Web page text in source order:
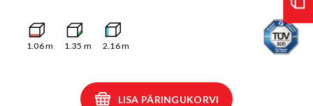
1.06m 1.35 m 2.16m
LISA PÄRINGUKORVI